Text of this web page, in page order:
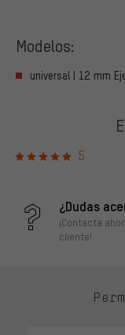
Modelos:
universal | 12 mm
5
¿Dudas
¡Contacta
cliente!